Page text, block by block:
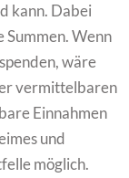
kann. Dabei
Summen. Wenn
wäre
vermittelbaren
Einnahmen
und
möglich.